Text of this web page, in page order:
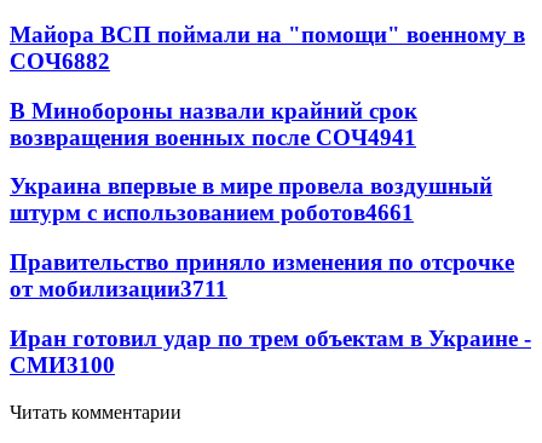
Майора ВСП поймали на "помощи" военному в
СОЧ6882
В Минобороны назвали крайний срок
возвращения военных после СОЧ4941
Украина впервые в мире провела воздушный
штурм с использованием роботов4661
Правительство приняло изменения по отсрочке
от мобилизации3711
Иран готовил удар по трем объектам в Украине -
СМИ3100
Читать комментарии